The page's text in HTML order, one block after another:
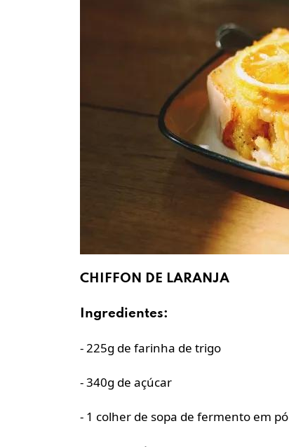
CHIFFON DE LARANJA
Ingredientes:
- 225g de farinha de trigo
- 340g de açúcar
- 1 colher de sopa de fermento em pó